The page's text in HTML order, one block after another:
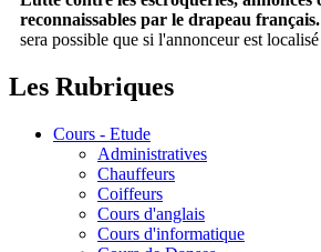
reconnaissables par le drapeau français.
sera possible que si l'annonceur est
Les Rubriques
Cours - Etude
Administratives
Chauffeurs
Coiffeurs
Cours d'anglais
Cours d'informatique